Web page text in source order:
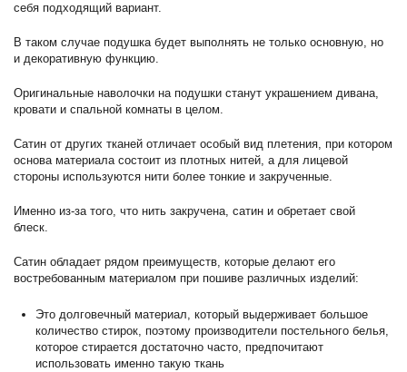
себя подходящий вариант.
В таком случае подушка будет выполнять не только основную, но
и декоративную функцию.
Оригинальные наволочки на подушки станут украшением дивана,
кровати и спальной комнаты в целом.
Сатин от других тканей отличает особый вид плетения, при котором
основа материала состоит из плотных нитей, а для лицевой
стороны используются нити более тонкие и закрученные.
Именно из-за того, что нить закручена, сатин и обретает свой
блеск.
Сатин обладает рядом преимуществ, которые делают его
востребованным материалом при пошиве различных изделий:
Это долговечный материал, который выдерживает большое
количество стирок, поэтому производители постельного белья,
которое стирается достаточно часто, предпочитают
использовать именно такую ткань